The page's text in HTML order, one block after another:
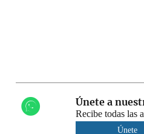
Únete a
Recibe todas las
Únete